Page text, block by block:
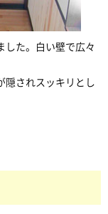
した。白い壁で広々
隠されスッキリとし